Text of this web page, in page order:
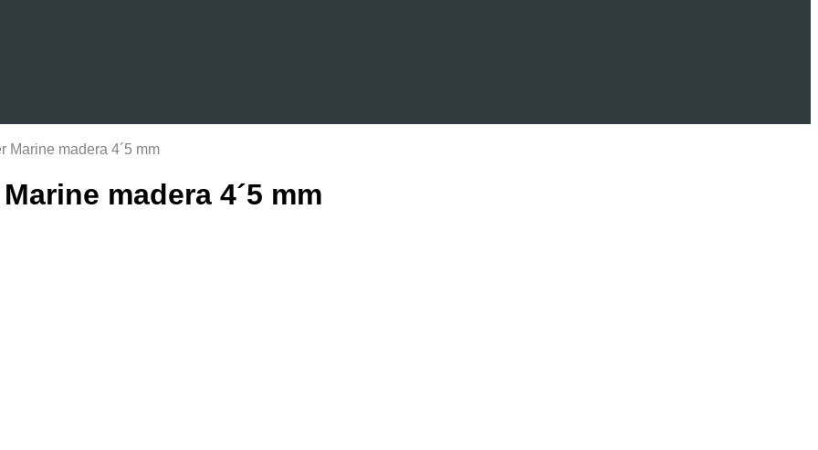
Marine madera 4´5 mm
madera 4´5 mm